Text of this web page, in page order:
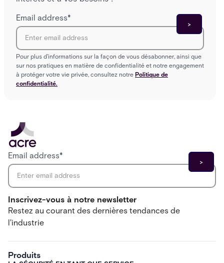
Email address*
Pour plus d'informations sur la façon de vous désabonner, ainsi que
sur nos pratiques en matière de confidentialité et notre engagement
à protéger votre vie privée, consultez notre Politique de
confidentialité.
Inscrivez-vous à notre newsletter
Restez au courant des dernières tendances de
l'industrie
Email address*
Produits